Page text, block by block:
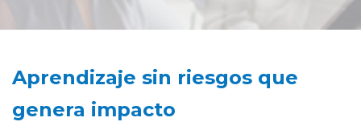
Aprendizaje sin riesgos que
genera impacto